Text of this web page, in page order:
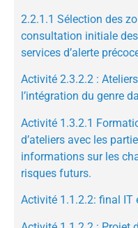
2.2.1.1 Sélection des
consultation initiale
services d’alerte
Activité 2.3.2.2 :
l’intégration du genre
Activité 1.3.2.1
d’ateliers avec les
informations sur les
risques futurs.
Activité 1.1.2.2: final IT